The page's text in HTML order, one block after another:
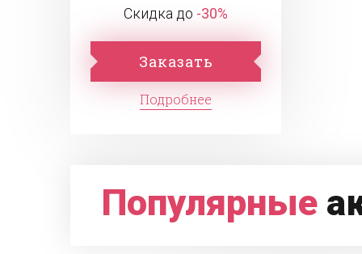
Скидка до -30%
Заказать
Подробнее
Популярные